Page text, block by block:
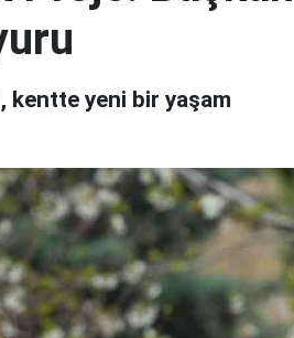
kentte yeni bir yaşam